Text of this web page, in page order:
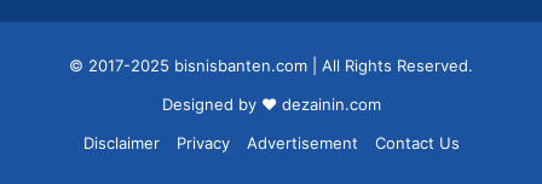
© 2017-2025 bisnisbanten.com | All Rights Reserved.
Designed by ❤ dezainin.com
Disclaimer
Privacy Advertisement Contact Us